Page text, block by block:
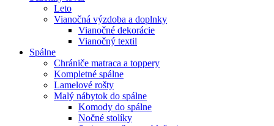
Leto
Vianočná výzdoba a doplnky
Vianočné dekorácie
Vianočný textil
Spálne
Chrániče matraca a toppery
Kompletné spálne
Lamelové rošty
Malý nábytok do spálne
Komody do spálne
Nočné stolíky